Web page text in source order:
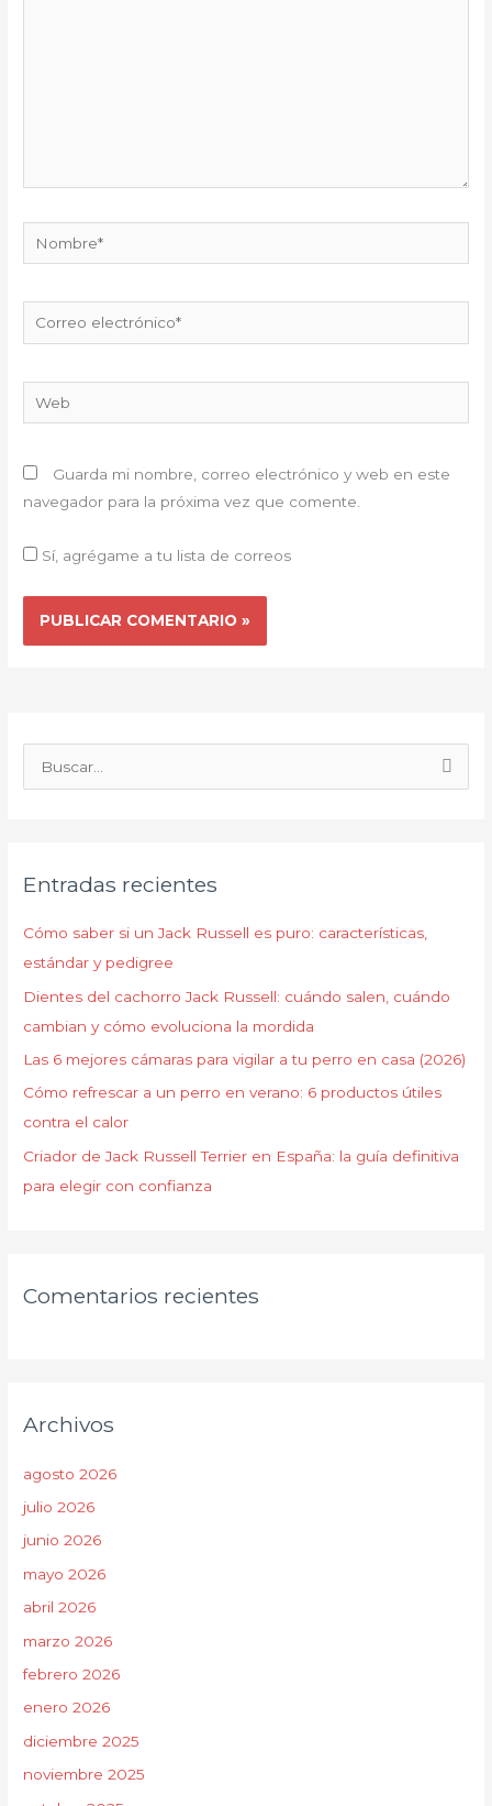
Nombre*
electrónico*
Guarda mi nombre, correo electrónico y web en este
navegador para la próxima vez que comente.
Sí, agrégame a tu lista de correos
a
Entradas recientes
Cómo saber si un Jack Russell es puro: características,
estándar y pedigree
Dientes del cachorro Jack Russell: cuándo salen, cuándo
cambian y cómo evoluciona la mordida
Las 6 mejores cámaras para vigilar a tu perro en casa (2026)
Cómo refrescar a un perro en verano: 6 productos útiles
contra el calor
Criador de Jack Russell Terrier en España: la guía definitiva
para elegir con confianza
Comentarios recientes
Archivos
agosto 2026
julio 2026
junio 2026
mayo 2026
abril 2026
marzo 2026
febrero 2026
enero 2026
diciembre 2025
noviembre 2025